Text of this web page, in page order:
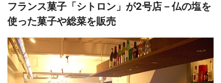
フランス菓子「シトロン」が2号店－仏の塩を
使った菓子や総菜を販売